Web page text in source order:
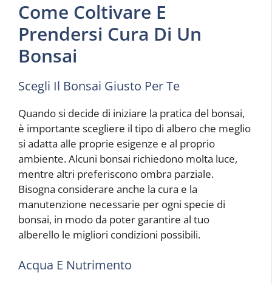
Come Coltivare E
Prendersi Cura Di Un
Bonsai
Scegli Il Bonsai Giusto Per Te
Quando si decide di iniziare la pratica del bonsai,
è importante scegliere il tipo di albero che meglio
si adatta alle proprie esigenze e al proprio
ambiente. Alcuni bonsai richiedono molta luce,
mentre altri preferiscono ombra parziale.
Bisogna considerare anche la cura e la
manutenzione necessarie per ogni specie di
bonsai, in modo da poter garantire al tuo
alberello le migliori condizioni possibili.
Acqua E Nutrimento